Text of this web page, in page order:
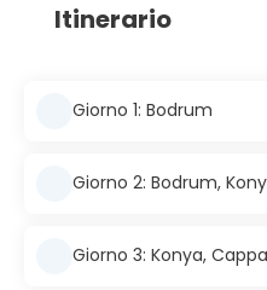
Itinerario
Giorno 1: Bodrum
Giorno 2: Bodrum,
Giorno 3: Konya,